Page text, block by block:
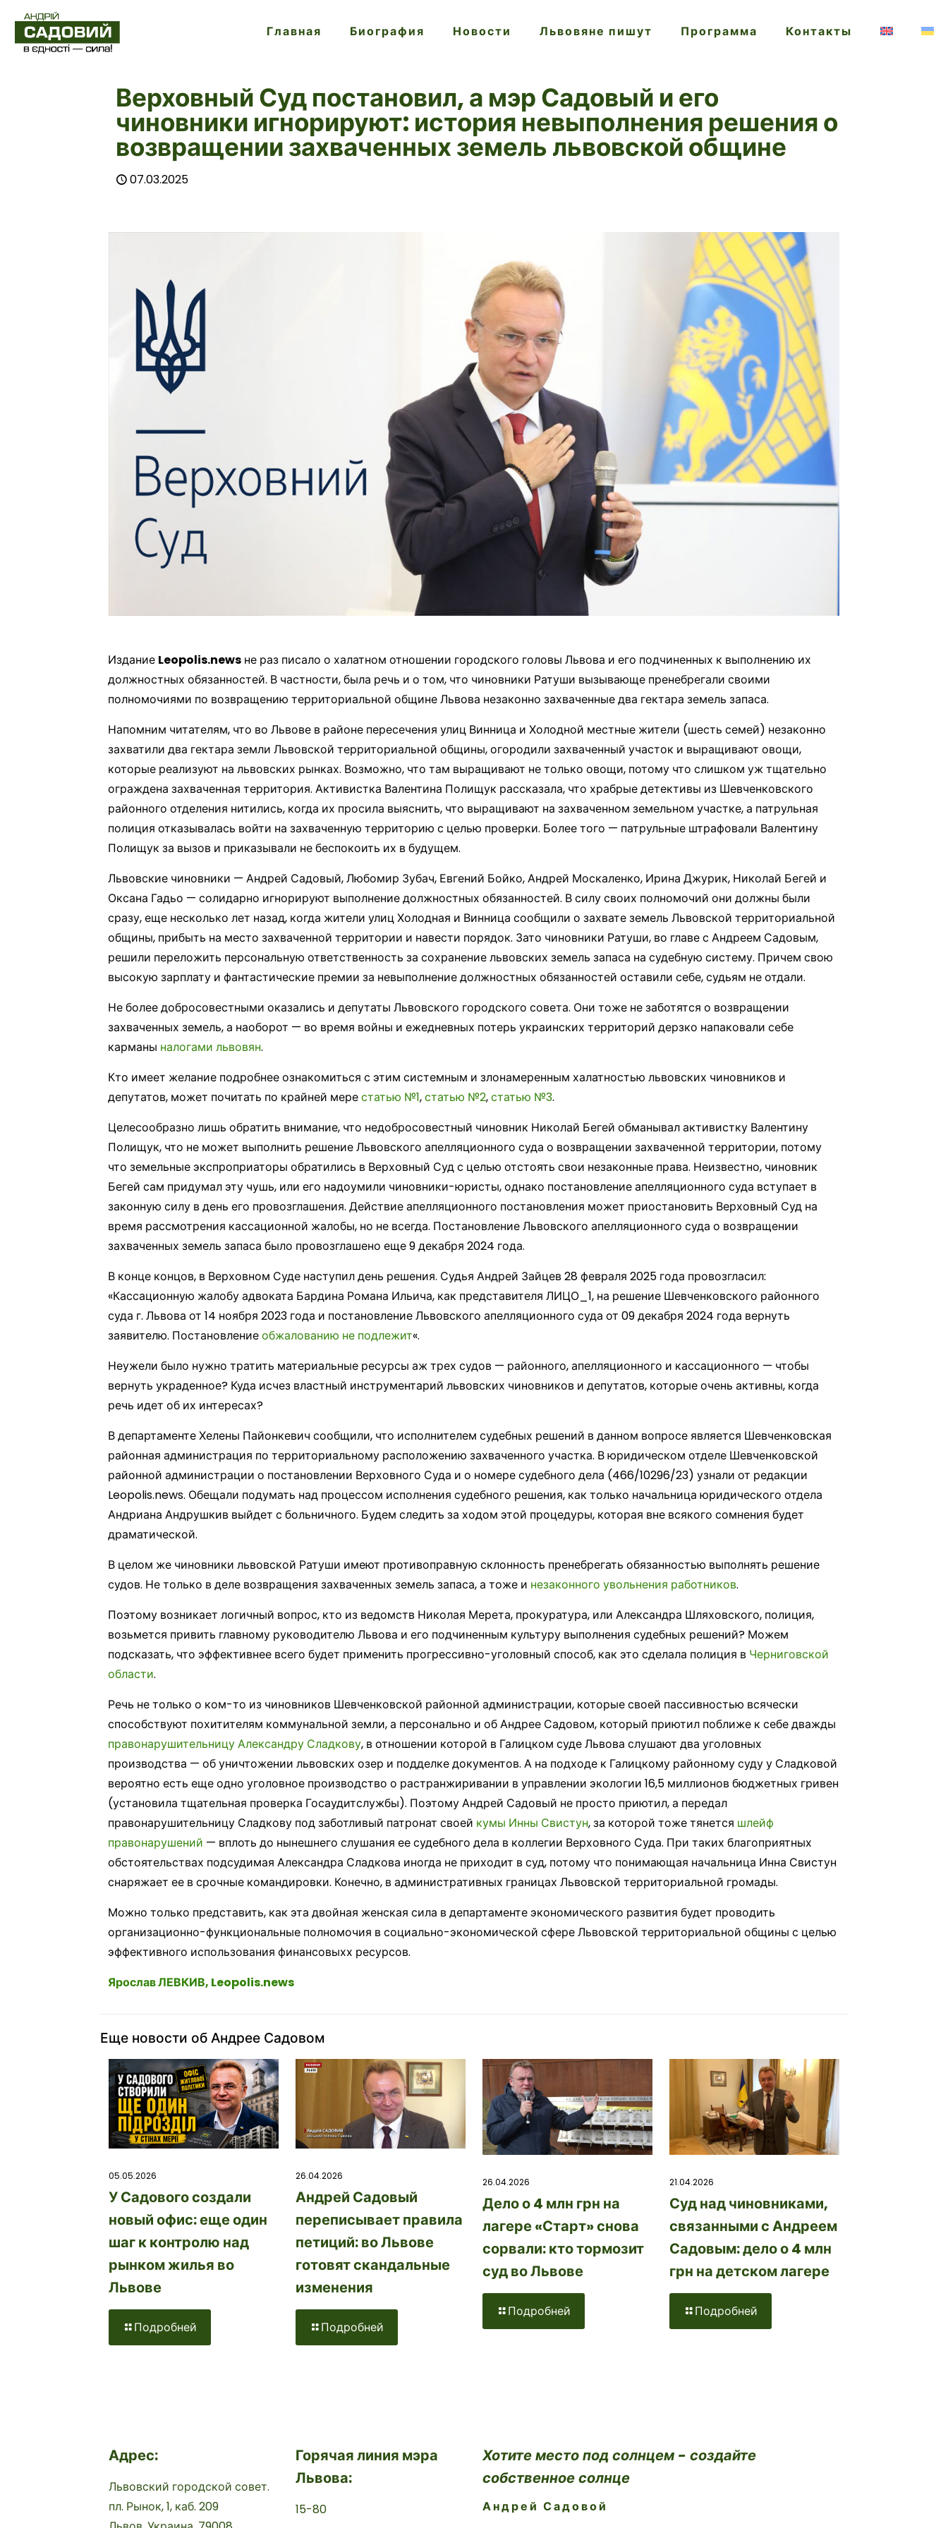
Главная Биография Новости Львовяне пишут Программа Контакты
Верховный Суд постановил, а мэр Садовый и его
чиновники игнорируют: история невыполнения решения о
возвращении захваченных земель львовской общине
07.03.2025
Издание Leopolis.newsне раз писало о халатном отношении городского головы Львова и его подчиненных к выполнению их
должностных обязанностей. В частности, была речь и о том, что чиновники Ратуши вызывающе пренебрегали своими
полномочиями по возвращению территориальной общине Львова незаконно захваченные два гектара земель запаса.
Напомним читателям, что во Львове в районе пересечения улиц Винница и Холодной местные жители (шесть семей) незаконно
захватили два гектара земли Львовской территориальной общины, огородили захваченный участок и выращивают овощи,
которые реализуют на львовских рынках. Возможно, что там выращивают не только овощи, потому что слишком уж тщательно
ограждена захваченная территория. Активистка Валентина Полищук рассказала, что храбрые детективы из Шевченковского
районного отделения нитились, когда их просила выяснить, что выращивают на захваченном земельном участке, а патрульная
полиция отказывалась войти на захваченную территорию с целью проверки. Более того — патрульные штрафовали Валентину
Полищук за вызов и приказывали не беспокоить их в будущем.
Львовские чиновники — Андрей Садовый, Любомир Зубач, Евгений Бойко, Андрей Москаленко, Ирина Джурик, Николай Бегей и
Оксана Гадьо — солидарно игнорируют выполнение должностных обязанностей. В силу своих полномочий они должны были
сразу, еще несколько лет назад, когда жители улиц Холодная и Винница сообщили о захвате земель Львовской территориальной
общины, прибыть на место захваченной территории и навести порядок. Зато чиновники Ратуши, во главе с Андреем Садовым,
решили переложить персональную ответственность за сохранение львовских земель запаса на судебную систему. Причем свою
высокую зарплату и фантастические премии за невыполнение должностных обязанностей оставили себе, судьям не отдали.
Не более добросовестными оказались и депутаты Львовского городского совета. Они тоже не заботятся о возвращении
захваченных земель, а наоборот — во время войны и ежедневных потерь украинских территорий дерзко напаковали себе
карманы налогами львовян.
Кто имеет желание подробнее ознакомиться с этим системным и злонамеренным халатностью львовских чиновников и
депутатов, может почитать по крайней мерестатью №1,статью №2,статью №3.
Целесообразно лишь обратить внимание, что недобросовестный чиновник Николай Бегей обманывал активистку Валентину
Полищук, что не может выполнить решение Львовского апелляционного суда о возвращении захваченной территории, потому
что земельные экспроприаторы обратились в Верховный Суд с целью отстоять свои незаконные права. Неизвестно, чиновник
Бегей сам придумал эту чушь, или его надоумили чиновники-юристы, однако постановление апелляционного суда вступает в
законную силу в день его провозглашения. Действие апелляционного постановления может приостановить Верховный Суд на
время рассмотрения кассационной жалобы, но не всегда. Постановление Львовского апелляционного суда о возвращении
захваченных земель запаса было провозглашено еще 9 декабря 2024 года.
В конце концов, в Верховном Суде наступил день решения. Судья Андрей Зайцев 28 февраля 2025 года провозгласил:
«Кассационную жалобу адвоката Бардина Романа Ильича, как представителя ЛИЦО_1, на решение Шевченковского районного
суда г. Львова от 14 ноября 2023 года и постановление Львовского апелляционного суда от 09 декабря 2024 года вернуть
заявителю. Постановлениеобжалованию не подлежит«.
Неужели было нужно тратить материальные ресурсы аж трех судов — районного, апелляционного и кассационного — чтобы
вернуть украденное? Куда исчез властный инструментарий львовских чиновников и депутатов, которые очень активны, когда
речь идет об их интересах?
В департаменте Хелены Пайонкевич сообщили, что исполнителем судебных решений в данном вопросе является Шевченковская
районная администрация по территориальному расположению захваченного участка. В юридическом отделе Шевченковской
районной администрации о постановлении Верховного Суда и о номере судебного дела (466/10296/23) узнали от редакции
Leopolis.news. Обещали подумать над процессом исполнения судебного решения, как только начальница юридического отдела
Андриана Андрушкив выйдет с больничного. Будем следить за ходом этой процедуры, которая вне всякого сомнения будет
драматической.
В целом же чиновники львовской Ратуши имеют противоправную склонность пренебрегать обязанностью выполнять решение
судов. Не только в деле возвращения захваченных земель запаса, а тоже и незаконного увольнения работников.
Поэтому возникает логичный вопрос, кто из ведомств Николая Мерета, прокуратура, или Александра Шляховского, полиция,
возьмется привить главному руководителю Львова и его подчиненным культуру выполнения судебных решений? Можем
подсказать, что эффективнее всего будет применить прогрессивно-уголовный способ, как это сделала полиция в Черниговской
области.
Речь не только о ком-то из чиновников Шевченковской районной администрации, которые своей пассивностью всячески
способствуют похитителям коммунальной земли, а персонально и об Андрее Садовом, который приютил поближе к себе дважды
правонарушительницу Александру Сладкову, в отношении которой в Галицком суде Львова слушают два уголовных
производства — об уничтожении львовских озер и подделке документов. А на подходе к Галицкому районному суду у Сладковой
вероятно есть еще одно уголовное производство о растранжиривании в управлении экологии 16,5 миллионов бюджетных гривен
(установила тщательная проверка Госаудитслужбы). Поэтому Андрей Садовый не просто приютил, а передал
правонарушительницу Сладкову под заботливый патронат своей кумы Инны Свистун, за которой тоже тянется шлейф
правонарушений — вплоть до нынешнего слушания ее судебного дела в коллегии Верховного Суда. При таких благоприятных
обстоятельствах подсудимая Александра Сладкова иногда не приходит в суд, потому что понимающая начальница Инна Свистун
снаряжает ее в срочные командировки. Конечно, в административных границах Львовской территориальной громады.
Можно только представить, как эта двойная женская сила в департаменте экономического развития будет проводить
организационно-функциональные полномочия в социально-экономической сфере Львовской территориальной общины с целью
эффективного использования финансовыхх ресурсов.
Ярослав ЛЕВКИВ, Leopolis.news
Еще новости об Андрее Садовом
05.05.2026
У Садового создали
новый офис: еще один
шаг к контролю над
рынком жилья во
Львове
Подробней
26.04.2026
Андрей Садовый
переписывает правила
петиций: во Львове
готовят скандальные
изменения
Подробней
26.04.2026
Дело о 4 млн грн на
лагере «Старт» снова
сорвали: кто тормозит
суд во Львове
Подробней
21.04.2026
Суд над чиновниками,
связанными с Андреем
Садовым: дело о 4 млн
грн на детском лагере
Подробней
Адрес:
Львовский городской совет.
пл. Рынок, 1, каб. 209
Горячая линия мэра
Львова:
15-80
Хотите место под солнцем - создайте
собственное солнце
Андрей Садовой